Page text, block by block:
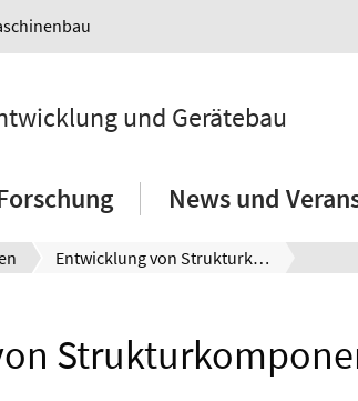
und Gerätebau
News und
Entwicklung von Strukturkomponenten